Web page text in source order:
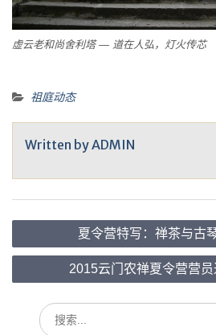
虚云老和尚舍利塔 — 道在人弘，灯火传芯
祖庭动态
Written byADMIN
文
章
夏令营特写：禅茶与古
2015云门农禅夏令营营
Search
for: